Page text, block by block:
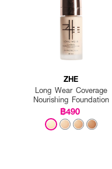
ZHE
Long Wear Coverage
Nourishing Foundation
฿490